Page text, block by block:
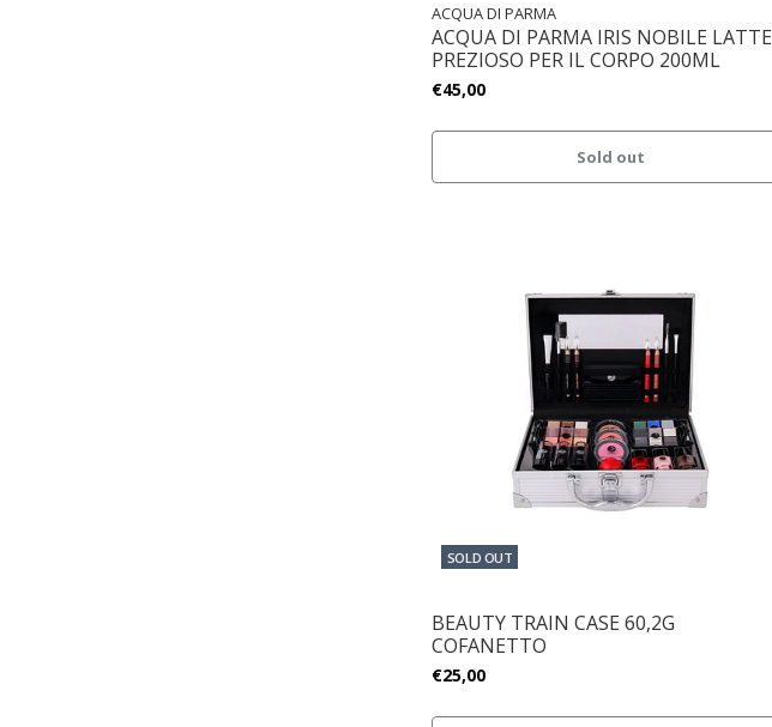
ACQUA DI PARMA
ACQUA DI PARMA IRIS NOBILE LATTE
PREZIOSO PER IL CORPO 200ML
€45,00
Sold out
SOLD OUT
BEAUTY TRAIN CASE 60,2G
COFANETTO
€25,00